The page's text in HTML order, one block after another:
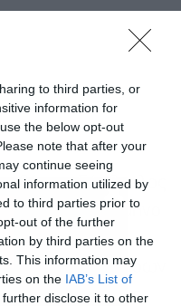
to third parties, or
information for
the below opt-out
note that after your
continue seeing
information utilized by
to third parties prior to
out of the further
by third parties on the
This information may
on the IAB’s List of
disclose it to other
Σύμβουλος
«Το πρώτο τρίμηνο
εμπορική
αύξηση εσόδων
ζήτηση στις